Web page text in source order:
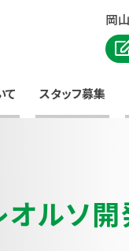
岡
て スタッフ募集
オルソ